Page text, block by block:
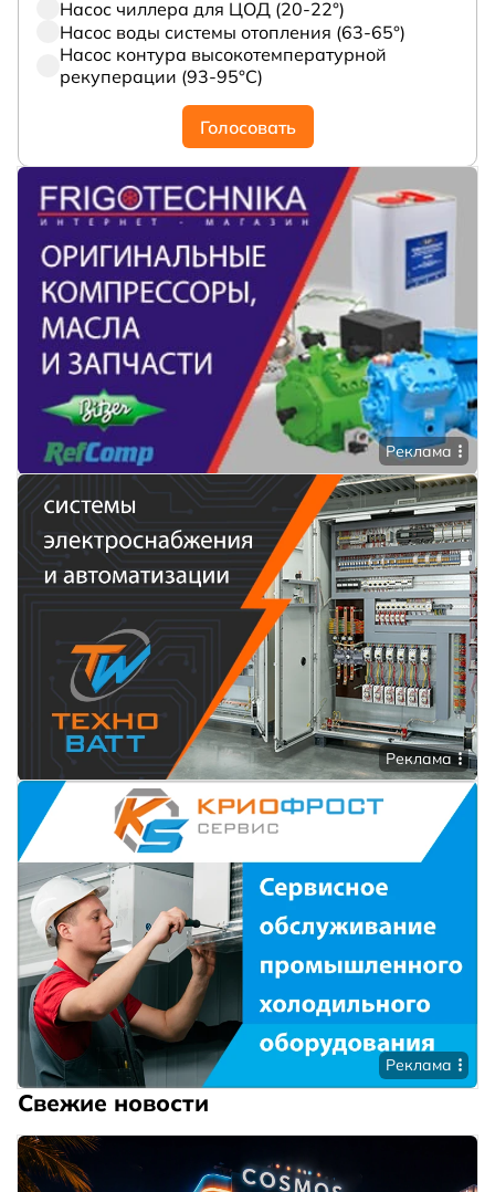
Насос чиллера для ЦОД (20-22°)
Насос воды системы отопления (63-65°)
Насос контура высокотемпературной
рекуперации (93-95°С)
Голосовать
Реклама
Реклама
Реклама
Свежие новости